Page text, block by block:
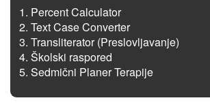
Percent Calculator
Text Case Converter
Transliterator (Preslovljavanje)
Školski raspored
Sedmični Planer Terapije